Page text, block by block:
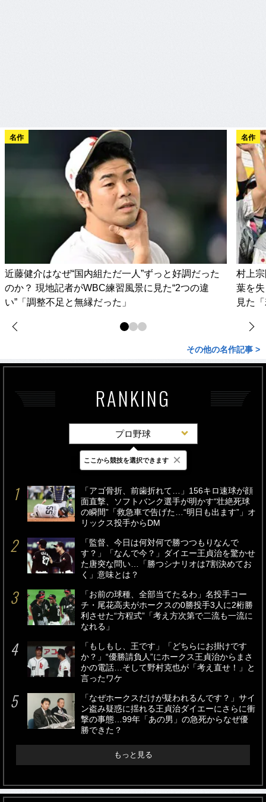
名作
近藤健介はなぜ“国内組ただ一人”ずっと好調だった
のか？ 現地記者がWBC練習風景に見た“2つの違
い”「調整不足と無縁だった」
名作
村上
葉を
見た
その他の名作記事 >
RANKING
プロ野球
最新 24時間 週間
「アゴ骨折、前歯折れて…」156キロ速球が顔
面直撃、ソフトバンク選手が明かす“壮絶死球
の瞬間”「救急車で告げた…“明日も出ます”」オ
リックス投手からDM
「監督、今日は何対何で勝つつもりなんで
す？」「なんで今？」ダイエー王貞治を驚かせ
た唐突な問い…「勝つシナリオは7割決めてお
く」意味とは？
「お前の球種、全部当てたるわ」名投手コー
チ・尾花高夫がホークスの0勝投手3人に2桁勝
利させた“方程式”「考え方次第で二流も一流に
なれる」
「もしもし、王です」「どちらにお掛けです
か？」“優勝請負人”にホークス王貞治からまさ
かの電話…そして野村克也が「考え直せ！」と
言ったワケ
「なぜホークスだけが疑われるんです？」サイ
ン盗み疑惑に揺れる王貞治ダイエーにさらに衝
撃の事態…99年「あの男」の急死からなぜ優
勝できた？
もっと見る
ここから競技を選択できます ×